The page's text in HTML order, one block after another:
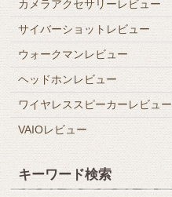
カメラアクセサリーレビュー
サイバーショットレビュー
ウォークマンレビュー
ヘッドホンレビュー
ワイヤレススピーカーレビュー
VAIOレビュー
キーワード検索